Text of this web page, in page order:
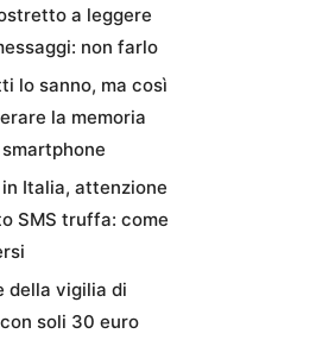
a leggere
non farlo
lo sanno, ma così
la memoria
Italia, attenzione
SMS truffa: come
della vigilia di
soli 30 euro